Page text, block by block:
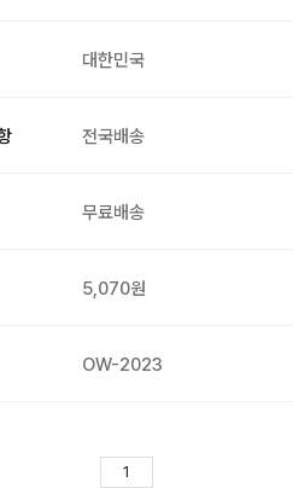
대한민국
전국배송
무료배송
5,070원
OW-2023